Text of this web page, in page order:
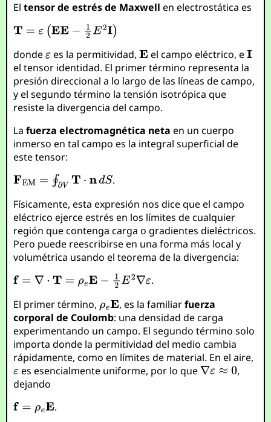
Eltensor de estrés de Maxwell en electrostática es
donde es la permitividad,
el campo eléctrico, e
el tensor identidad. El primer término representa la
presión direccional a lo largo de las líneas de campo,
y el segundo término la tensión isotrópica que
resiste la divergencia del campo.
Lafuerza electromagnética neta en un cuerpo
inmerso en tal campo es la integral superficial de
este tensor:
.
Físicamente, esta expresión nos dice que el campo
eléctrico ejerce estrés en los límites de cualquier
región que contenga carga o gradientes dieléctricos.
Pero puede reescribirse en una forma más local y
volumétrica usando el teorema de la divergencia:
.
El primer término,
, es la familiarfuerza
corporal de Coulomb: una densidad de carga
experimentando un campo. El segundo término solo
importa donde la permitividad del medio cambia
rápidamente, como en límites de material. En el aire,
es esencialmente uniforme, por lo que
,
dejando
.